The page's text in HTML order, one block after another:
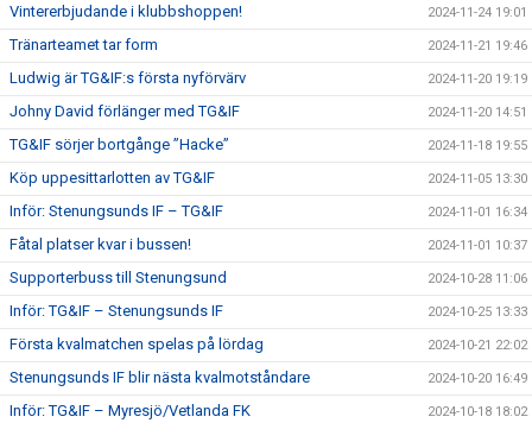
Vintererbjudande i klubbshoppen! 2024-11-24 19:01
Tränarteamet tar form 2024-11-21 19:46
Ludwig är TG&IF:s första nyförvärv 2024-11-20 19:19
Johny David förlänger med TG&IF 2024-11-20 14:51
TG&IF sörjer bortgånge ”Hacke” 2024-11-18 19:55
Köp uppesittarlotten av TG&IF 2024-11-05 13:30
Inför: Stenungsunds IF – TG&IF 2024-11-01 16:34
Fåtal platser kvar i bussen! 2024-11-01 10:37
Supporterbuss till Stenungsund 2024-10-28 11:06
Inför: TG&IF – Stenungsunds IF 2024-10-25 13:33
Första kvalmatchen spelas på lördag 2024-10-21 22:02
Stenungsunds IF blir nästa kvalmotståndare 2024-10-20 16:49
Inför: TG&IF – Myresjö/Vetlanda FK 2024-10-18 18:02